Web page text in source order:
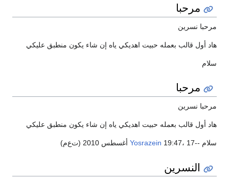
مرحبا
مرحبا نسرين
هاد أول قالب بعمله حبيت اهديكي ياه إن شاء يكون منطبق عليكي
سلام
مرحبا
مرحبا نسرين
هاد أول قالب بعمله حبيت اهديكي ياه إن شاء يكون منطبق عليكي
سلام -- Yosrazein 19:47، 17 أغسطس 2010 (ت‌ع‌م)
النسرين